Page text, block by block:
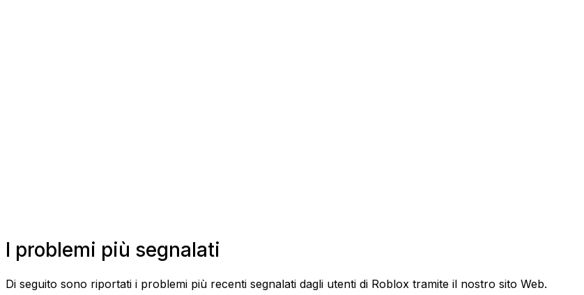
I problemi più segnalati
Di seguito sono riportati i problemi più recenti segnalati dagli utenti di Roblox tramite il nostro sito Web.